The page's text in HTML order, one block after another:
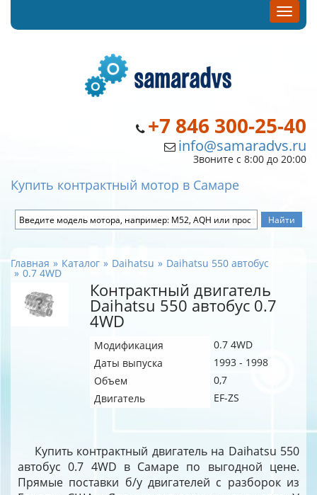
+7 846 300-25-40
info@samaradvs.ru
Звоните с 8:00 до 20:00
Купить контрактный мотор в Самаре
Главная Каталог Daihatsu Daihatsu 550 автобус
0.7 4WD
Контрактный двигатель
Daihatsu 550 автобус 0.7
4WD
Модификация
0.7 4WD
Даты выпуска
1993 - 1998
Объем
0,7
Двигатель
EF-ZS
Купить контрактный двигатель на Daihatsu 550
автобус 0.7 4WD в Самаре по выгодной цене.
Прямые поставки б/у двигателей с разборок из